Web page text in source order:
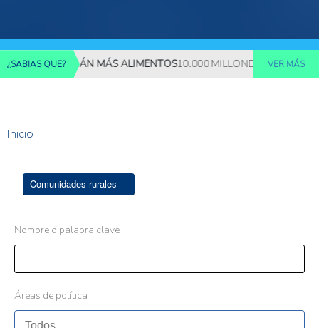
¿SABIAS QUE?
REQUERIRÁN MÁS ALIMENTOS10.000 MILLONES DE PERSONAS
VER MÁS
Inicio |
Comunidades rurales
Nombre o palabra clave
Áreas de política